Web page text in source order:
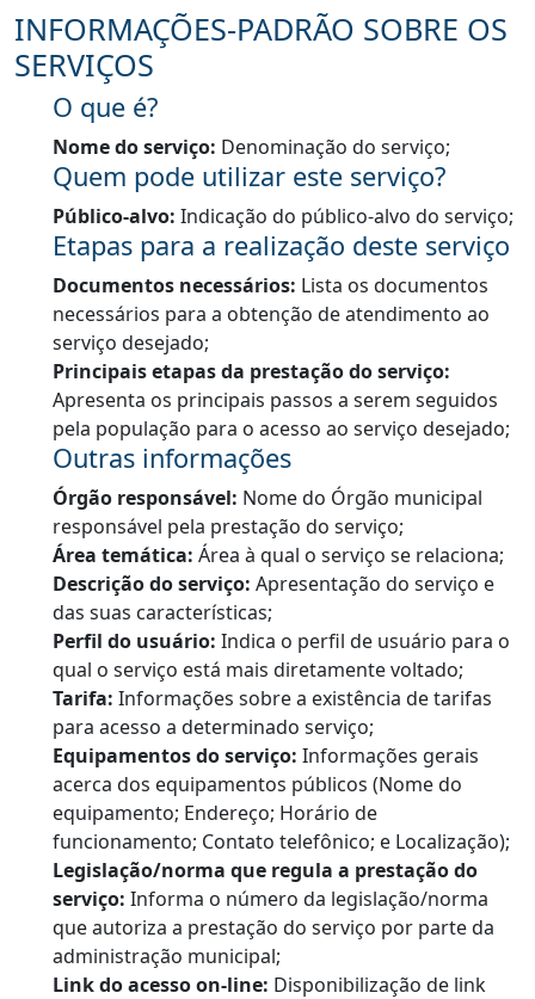
INFORMAÇÕES-PADRÃO SOBRE OS
SERVIÇOS
O que é?
Nome do serviço: Denominação do serviço;
Quem pode utilizar este serviço?
Público-alvo: Indicação do público-alvo do serviço;
Etapas para a realização deste serviço
Documentos necessários: Lista os documentos
necessários para a obtenção de atendimento ao
serviço desejado;
Principais etapas da prestação do serviço:
Apresenta os principais passos a serem seguidos
pela população para o acesso ao serviço desejado;
Outras informações
Órgão responsável: Nome do Órgão municipal
responsável pela prestação do serviço;
Área temática: Área à qual o serviço se relaciona;
Descrição do serviço: Apresentação do serviço e
das suas características;
Perfil do usuário: Indica o perfil de usuário para o
qual o serviço está mais diretamente voltado;
Tarifa: Informações sobre a existência de tarifas
para acesso a determinado serviço;
Equipamentos do serviço: Informações gerais
acerca dos equipamentos públicos (Nome do
equipamento; Endereço; Horário de
funcionamento; Contato telefônico; e Localização);
Legislação/norma que regula a prestação do
serviço: Informa o número da legislação/norma
que autoriza a prestação do serviço por parte da
administração municipal;
Link do acesso on-line: Disponibilização de link